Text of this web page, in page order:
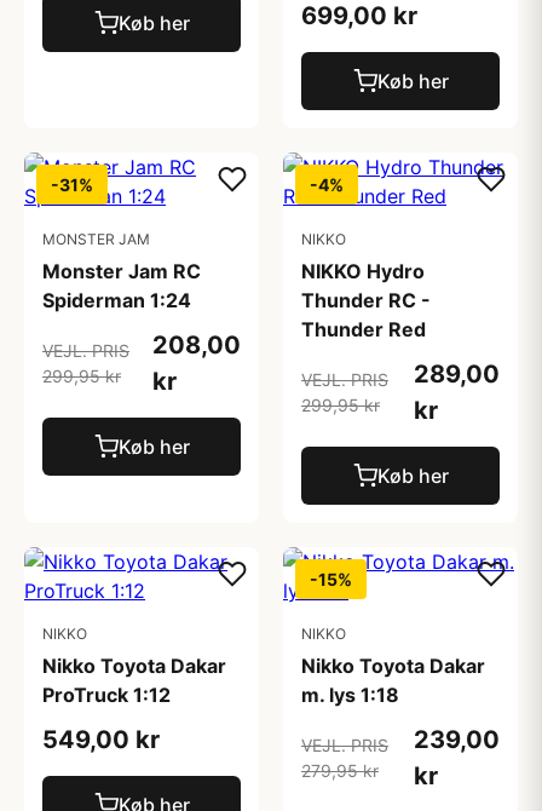
Køb her 699,00 kr
Køb her
-31%
MONSTER JAM
Monster Jam RC
Spiderman 1:24
VEJL. PRIS
299,95 kr
208,00
kr
Køb her
-4%
NIKKO
NIKKO Hydro
Thunder RC -
Thunder Red
VEJL. PRIS
299,95 kr
289,00
kr
Køb her
NIKKO
Nikko Toyota Dakar
ProTruck 1:12
549,00 kr
Køb her
-15%
NIKKO
Nikko Toyota Dakar
m. lys 1:18
VEJL. PRIS
279,95 kr
239,00
kr